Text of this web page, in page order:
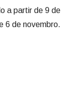
a partir de 9 de
6 de novembro.